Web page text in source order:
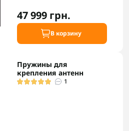
47 999 грн.
В корзину
Пружины для
крепления антенн
1